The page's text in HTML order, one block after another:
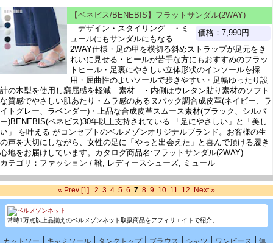
【ベネビス/BENEBIS】フラットサンダル(2WAY)
価格：7,990円
―デザイン・スタイリング―・ミ
ュールにもサンダルにもなる
2WAY仕様・足の甲を横切る斜めストラップが足元をき
れいに見せる・ヒールが苦手な方にもおすすめのフラッ
トヒール・足裏にやさしい立体形状のインソールを採
用・屈曲性のよいソールで歩きやすい・足幅ゆったり設
計の木型を使用し窮屈感を軽減―素材―・内側はウレタン貼り素材のソフト
な質感でやさしい肌あたり・ムラ感のあるヌバック調合成皮革(ネイビー、ラ
イトグレー、ラベンダー)・上品な合成皮革スムース素材(ブラック、シルバ
ー)BENEBIS(ベネビス)30年以上支持されている 「足にやさしい」と「美し
い」 を叶える がコンセプトのベルメゾンオリジナルブランド。お客様の生
の声を大切にしながら、女性の足に「やっと出会えた」と喜んで頂ける履き
心地をお届けしています。カタログ商品名:フラットサンダル(2WAY)
カテゴリ：ファッション / 靴, レディースシューズ, ミュール
« Prev [1] 2 3 4 5 6 7 8 9 10 11 12 Next »
常時1万点以上品揃えのベルメゾンネット取扱商品をアフィリエイトで紹介。
カットソー キャミソール タンクトップ| ブラウス シャツ ワンピース 無